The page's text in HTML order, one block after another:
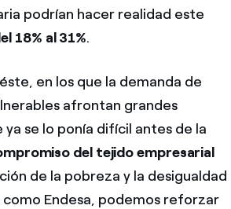
podrían hacer realidad este
18% al 31%.
en los que la demanda de
afrontan grandes
se lo ponía difícil antes de la
del tejido empresarial
de la pobreza y la desigualdad
como Endesa, podemos reforzar